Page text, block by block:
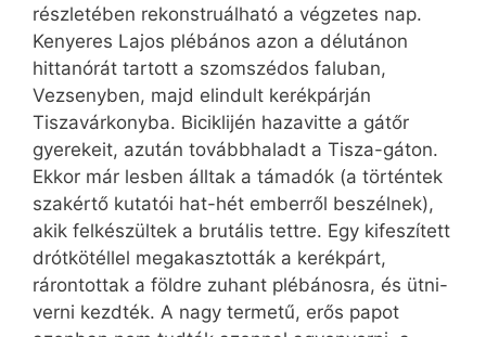
részletében rekonstruálható a végzetes nap.
Kenyeres Lajos plébános azon a délutánon
hittanórát tartott a szomszédos faluban,
Vezsenyben, majd elindult kerékpárján
Tiszavárkonyba. Biciklijén hazavitte a gátőr
gyerekeit, azután továbbhaladt a Tisza-gáton.
Ekkor már lesben álltak a támadók (a történtek
szakértő kutatói hat-hét emberről beszélnek),
akik felkészültek a brutális tettre. Egy kifeszített
drótkötéllel megakasztották a kerékpárt,
rárontottak a földre zuhant plébánosra, és ütni-
verni kezdték. A nagy termetű, erős papot